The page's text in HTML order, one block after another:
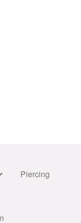
Piercing